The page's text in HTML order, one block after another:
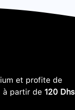
et profite de
à partir de 120 Dhs